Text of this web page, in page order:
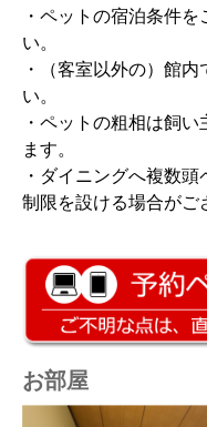
・ペットの宿泊条件
い。
・（客室以外の）館
い。
・ペットの粗相は飼
ます。
・ダイニングへ複数
制限を設ける場合がご
お部屋